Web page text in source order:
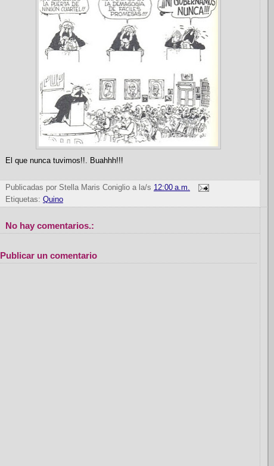
El que nunca tuvimos!!. Buahhh!!!
Publicadas por Stella Maris Coniglio a la/s 12:00 a.m.
Etiquetas: Quino
No hay comentarios.:
Publicar un comentario